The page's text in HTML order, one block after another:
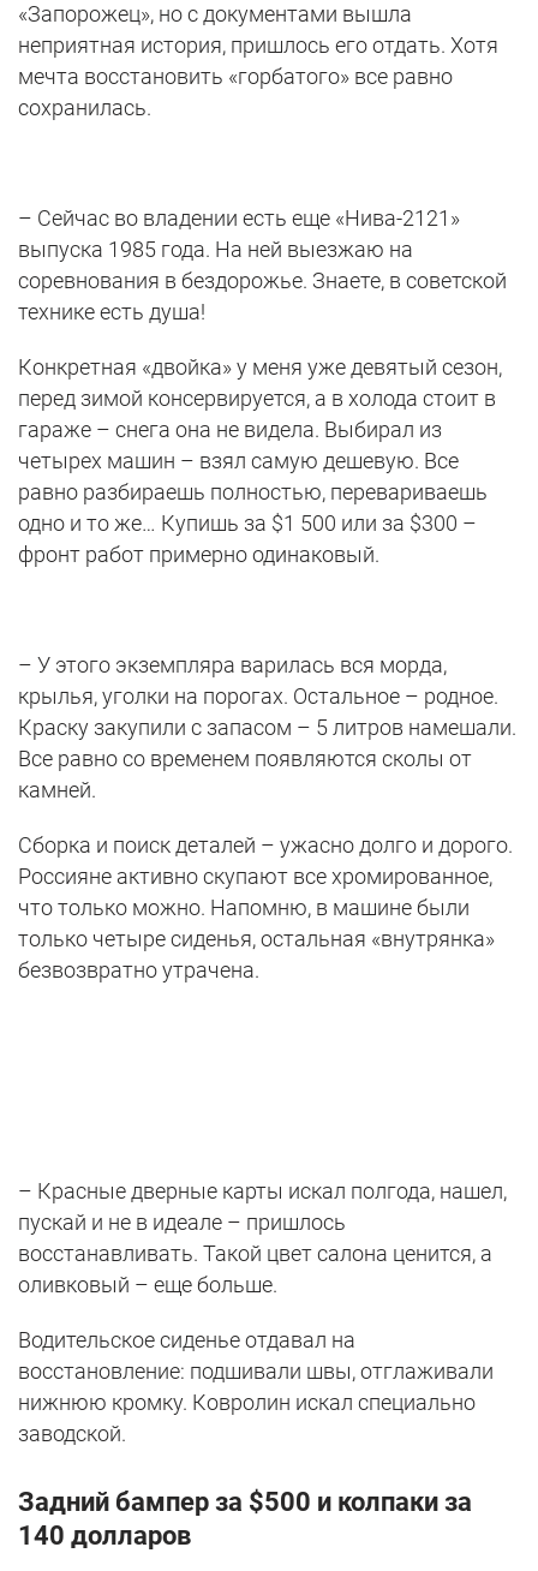
«Запорожец», но с документами вышла
неприятная история, пришлось его отдать. Хотя
мечта восстановить «горбатого» все равно
сохранилась.
– Сейчас во владении есть еще «Нива-2121»
выпуска 1985 года. На ней выезжаю на
соревнования в бездорожье. Знаете, в советской
технике есть душа!
Конкретная «двойка» у меня уже девятый сезон,
перед зимой консервируется, а в холода стоит в
гараже – снега она не видела. Выбирал из
четырех машин – взял самую дешевую. Все
равно разбираешь полностью, перевариваешь
одно и то же… Купишь за $1 500 или за $300 –
фронт работ примерно одинаковый.
– У этого экземпляра варилась вся морда,
крылья, уголки на порогах. Остальное – родное.
Краску закупили с запасом – 5 литров намешали.
Все равно со временем появляются сколы от
камней.
Сборка и поиск деталей – ужасно долго и дорого.
Россияне активно скупают все хромированное,
что только можно. Напомню, в машине были
только четыре сиденья, остальная «внутрянка»
безвозвратно утрачена.
– Красные дверные карты искал полгода, нашел,
пускай и не в идеале – пришлось
восстанавливать. Такой цвет салона ценится, а
оливковый – еще больше.
Водительское сиденье отдавал на
восстановление: подшивали швы, отглаживали
нижнюю кромку. Ковролин искал специально
заводской.
Задний бампер за $500 и колпаки за
140 долларов